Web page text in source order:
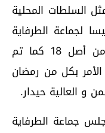
السلطات المحلية
لجماعة الطرفاية
بالإجماع و حصل على 18 صوت من أصل 18 كما تم
الأمر بكل من رمضان
و العالية حيدار.
جماعة الطرفاية